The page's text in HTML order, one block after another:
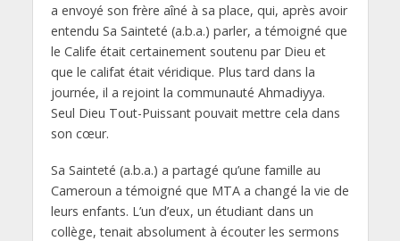
a envoyé son frère aîné à sa place, qui, après avoir
entendu Sa Sainteté (a.b.a.) parler, a témoigné que
le Calife était certainement soutenu par Dieu et
que le califat était véridique. Plus tard dans la
journée, il a rejoint la communauté Ahmadiyya.
Seul Dieu Tout-Puissant pouvait mettre cela dans
son cœur.
Sa Sainteté (a.b.a.) a partagé qu’une famille au
Cameroun a témoigné que MTA a changé la vie de
leurs enfants. L’un d’eux, un étudiant dans un
collège, tenait absolument à écouter les sermons